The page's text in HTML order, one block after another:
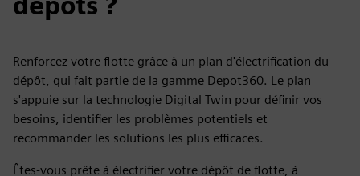
Renforcez votre flotte grâce à un plan d'électrification du
dépôt, qui fait partie de la gamme Depot360. Le plan
s'appuie sur la technologie Digital Twin pour définir vos
besoins, identifier les problèmes potentiels et
recommander les solutions les plus efficaces.
Êtes-vous prête à électrifier votre dépôt de flotte, à